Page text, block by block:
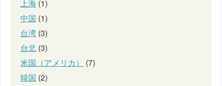
上海 (1)
中国 (1)
台湾 (3)
台北 (3)
米国（アメリカ）
(7)
韓国 (2)